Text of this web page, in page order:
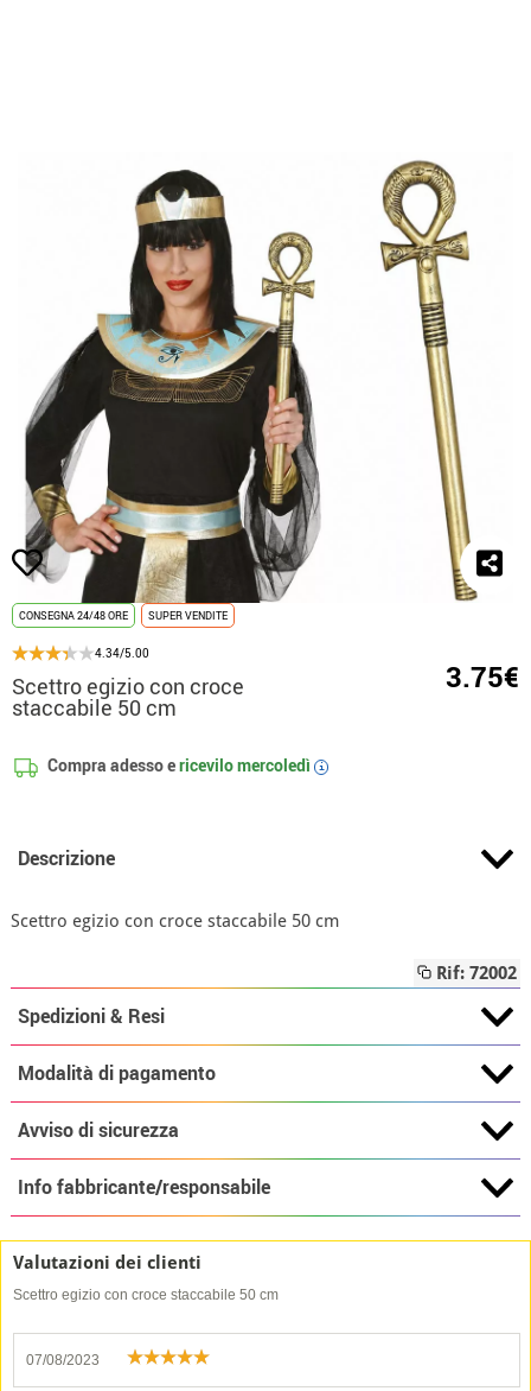
CONSEGNA 24/48 ORE SUPER VENDITE
4.34/5.00
Scettro egizio con croce
staccabile 50 cm
3.75€
Compra adesso ericevilomercoledì i
Descrizione
Scettro egizio con croce staccabile 50 cm
Rif: 72002
Spedizioni & Resi
Modalità di pagamento
Avviso di sicurezza
Info fabbricante/responsabile
Valutazioni dei clienti
Scettro egizio con croce staccabile 50 cm
07/08/2023